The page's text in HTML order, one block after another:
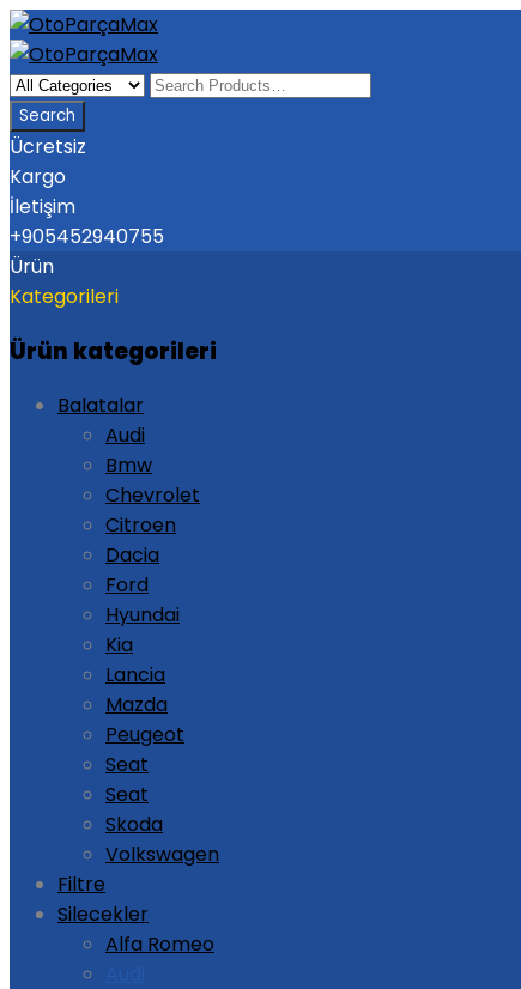
Ücretsiz
Kargo
İletişim
+905452940755
Ürün
Kategorileri
Ürün kategorileri
Balatalar
Audi
Bmw
Chevrolet
Citroen
Dacia
Ford
Hyundai
Kia
Lancia
Mazda
Peugeot
Seat
Seat
Skoda
Volkswagen
Filtre
Silecekler
Alfa Romeo